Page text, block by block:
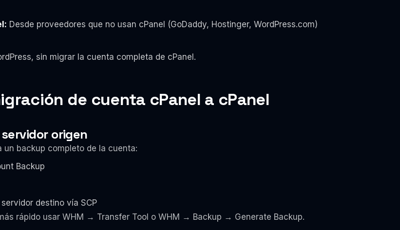
Desde proveedores que no usan cPanel (GoDaddy, Hostinger, WordPress.com)
sin migrar la cuenta completa de cPanel.
de cuenta cPanel a cPanel
origen
un backup completo de la cuenta:
Backup
destino vía SCP
rápido usar WHM → Transfer Tool o WHM → Backup → Generate Backup.